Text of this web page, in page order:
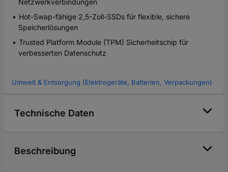
Netzwerkverbindungen
Hot-Swap-fähige 2,5-Zoll-SSDs für flexible, sichere
Speicherlösungen
Trusted Platform Module (TPM) Sicherheitschip für
verbesserten Datenschutz
Umwelt & Entsorgung (Elektrogeräte, Batterien, Verpackungen)
Technische Daten
Beschreibung